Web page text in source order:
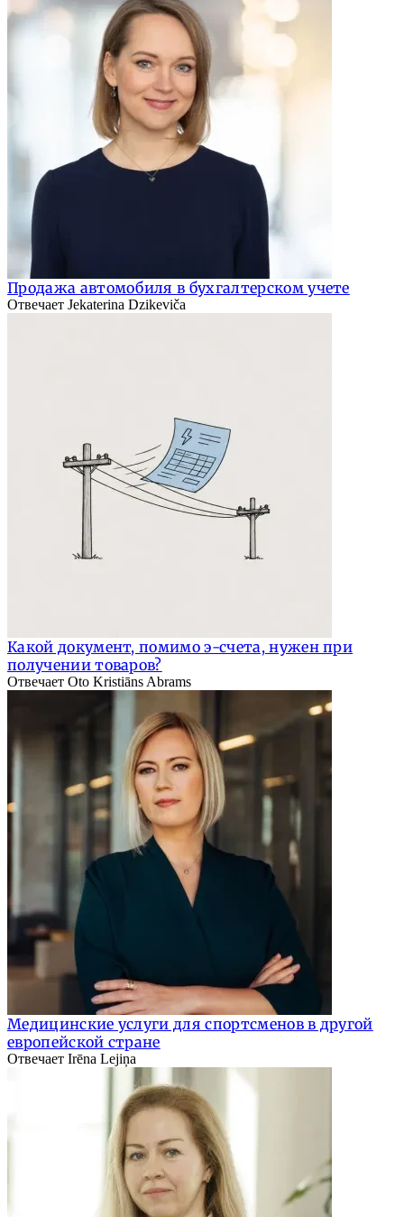
Продажа автомобиля в бухгалтерском учете
Отвечает Jekaterina Dzikeviča
Какой документ, помимо э-счета, нужен при
получении товаров?
Отвечает Oto Kristiāns Abrams
Медицинские услуги для спортсменов в другой
европейской стране
Отвечает Irēna Lejiņa